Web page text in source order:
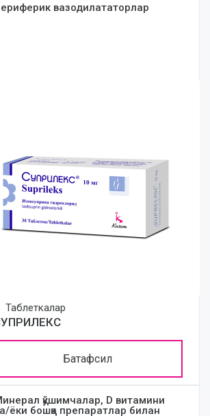
вазодилататорлар
Таблеткалар
Батафсил
қўшимчалар, D витамини
ёки бошқа препаратлар билан